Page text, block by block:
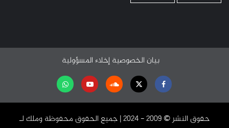
بيان الخصوصية إخلاء المسؤولية
Facebook
Twitter
Soundcloud
Youtubeتابعنا
حقوق النشر ©️ 2009 - 2024 | جميع الحقوق محفوظة وملك لـ